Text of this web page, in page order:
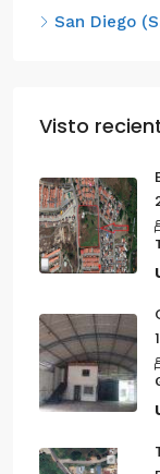
San Diego
Visto